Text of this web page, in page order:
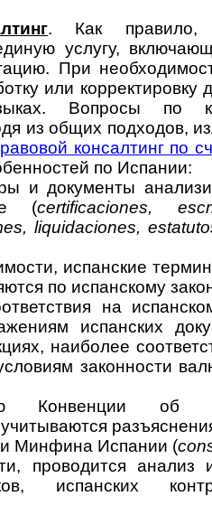
. Как правило,
услугу,
При
или корректировку
Вопросы по
из общих подходов,
консалтинг по
по Испании:
и документы
(certificaciones,
liquidaciones,
испанские
по испанскому
на
испанских
наиболее
законности
Конвенции об
Минфина Испании (
проводится
испанских